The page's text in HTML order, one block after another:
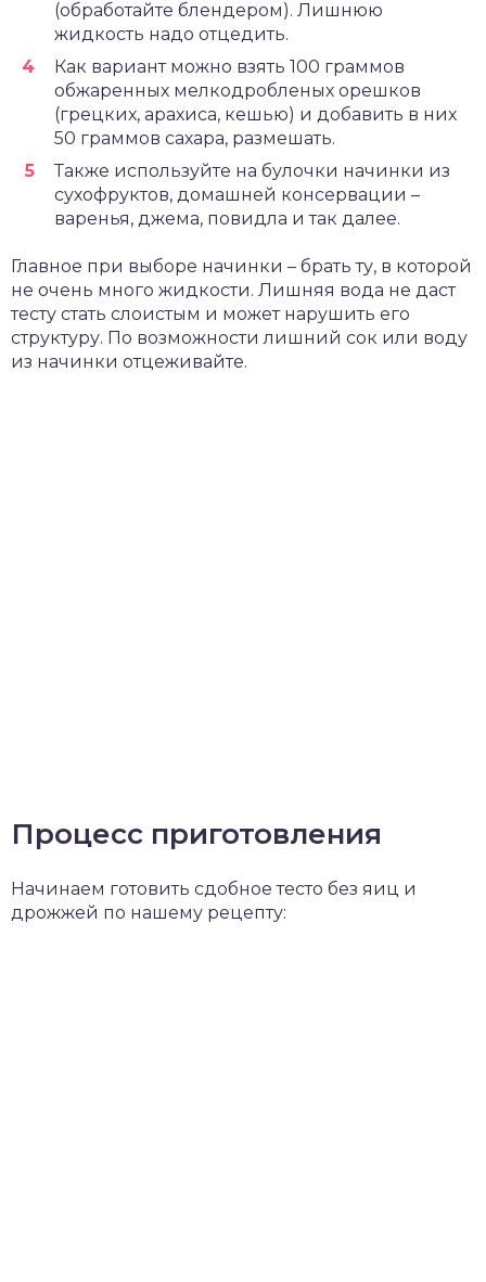
(обработайте блендером). Лишнюю
жидкость надо отцедить.
Как вариант можно взять 100 граммов
обжаренных мелкодробленых орешков
(грецких, арахиса, кешью) и добавить в них
50 граммов сахара, размешать.
Также используйте на булочки начинки из
сухофруктов, домашней консервации –
варенья, джема, повидла и так далее.
Главное при выборе начинки – брать ту, в которой
не очень много жидкости. Лишняя вода не даст
тесту стать слоистым и может нарушить его
структуру. По возможности лишний сок или воду
из начинки отцеживайте.
Процесс приготовления
Начинаем готовить сдобное тесто без яиц и
дрожжей по нашему рецепту: